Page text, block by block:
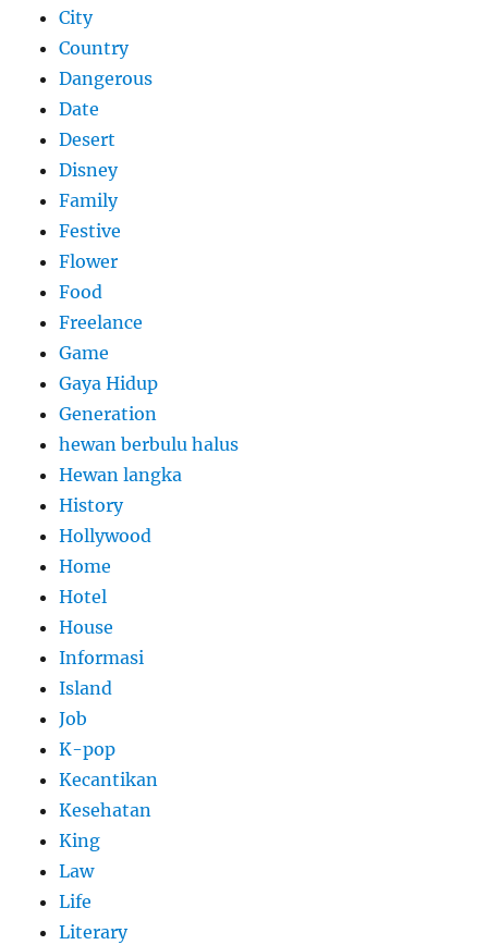
City
Country
Dangerous
Date
Desert
Disney
Family
Festive
Flower
Food
Freelance
Game
Gaya Hidup
Generation
hewan berbulu halus
Hewan langka
History
Hollywood
Home
Hotel
House
Informasi
Island
Job
K-pop
Kecantikan
Kesehatan
King
Law
Life
Literary